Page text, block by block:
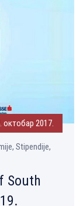
октобар 2017.
Stipendije,
South